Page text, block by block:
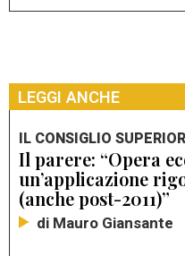
LEGGI ANCHE
IL CONSIGLIO
Il parere: “Opera
un’applicazione
(anche post-2011)”
di Mauro Giansante